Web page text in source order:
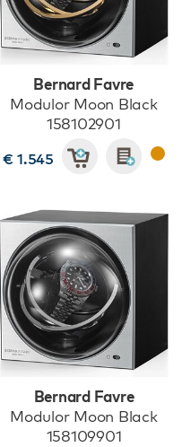
Bernard Favre
Modulor Moon Black
158102901
€ 1.545
Bernard Favre
Modulor Moon Black
158109901